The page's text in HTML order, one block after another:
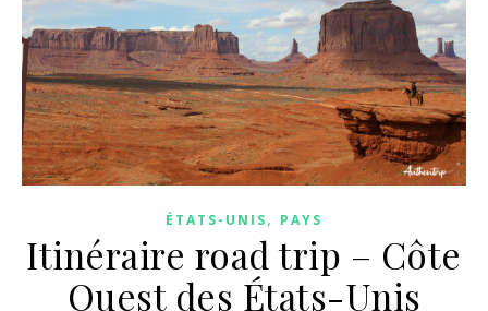
ÉTATS-UNIS, PAYS
Itinéraire road trip – Côte
Ouest des États-Unis